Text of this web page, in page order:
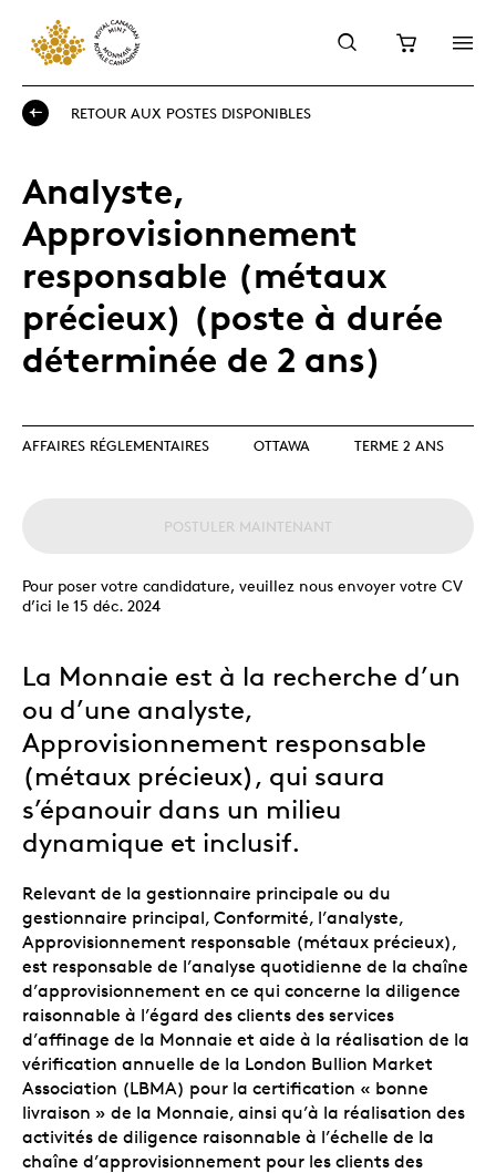
RETOUR AUX POSTES DISPONIBLES
Analyste,
Approvisionnement
responsable (métaux
précieux) (poste à durée
déterminée de 2 ans)
AFFAIRES RÉGLEMENTAIRES OTTAWA TERME 2 ANS
POSTULER MAINTENANT
Pour poser votre candidature, veuillez nous envoyer votre CV
d’ici le 15 déc. 2024
La Monnaie est à la recherche d’un
ou d’une analyste,
Approvisionnement responsable
(métaux précieux), qui saura
s’épanouir dans un milieu
dynamique et inclusif.
Relevant de la gestionnaire principale ou du
gestionnaire principal, Conformité, l’analyste,
Approvisionnement responsable (métaux précieux),
est responsable de l’analyse quotidienne de la chaîne
d’approvisionnement en ce qui concerne la diligence
raisonnable à l’égard des clients des services
d’affinage de la Monnaie et aide à la réalisation de la
vérification annuelle de la London Bullion Market
Association (LBMA) pour la certification « bonne
livraison » de la Monnaie, ainsi qu’à la réalisation des
activités de diligence raisonnable à l’échelle de la
chaîne d’approvisionnement pour les clients des